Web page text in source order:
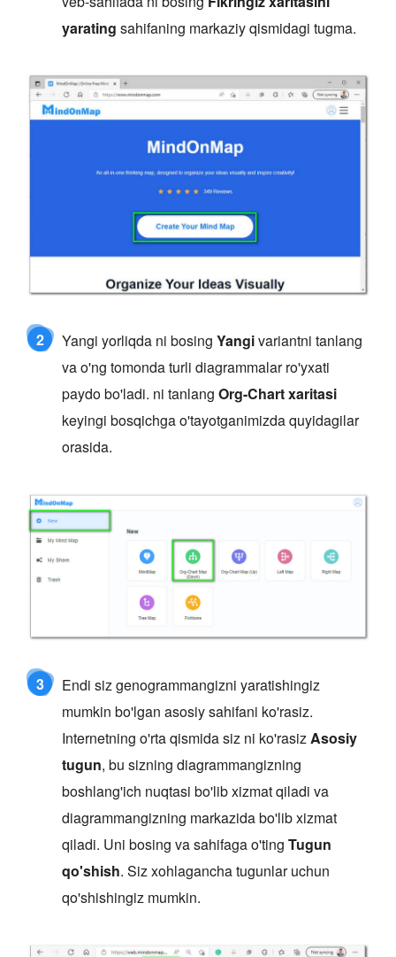
yarating sahifaning markaziy qismidagi tugma.
2 Yangi yorliqda ni bosing Yangivariantni tanlang
va o'ng tomonda turli diagrammalar ro'yxati
paydo bo'ladi. ni tanlang Org-Chart xaritasi
keyingi bosqichga o'tayotganimizda quyidagilar
orasida.
3
Endi siz genogrammangizni yaratishingiz
mumkin bo'lgan asosiy sahifani ko'rasiz.
Internetning o'rta qismida siz ni ko'rasizAsosiy
tugun, bu sizning diagrammangizning
boshlang'ich nuqtasi bo'lib xizmat qiladi va
diagrammangizning markazida bo'lib xizmat
qiladi. Uni bosing va sahifaga o'ting Tugun
qo'shish. Siz xohlagancha tugunlar uchun
qo'shishingiz mumkin.